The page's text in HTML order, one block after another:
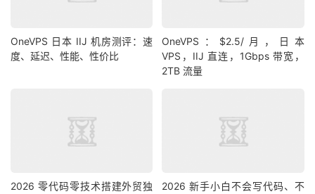
OneVPS 日本 IIJ 机房测评：速
度、延迟、性能、性价比
OneVPS：$2.5/月，日本
VPS，IIJ 直连，1Gbps 带宽，
2TB 流量
2026 零代码零技术搭建外贸独 2026 新手小白不会写代码、不